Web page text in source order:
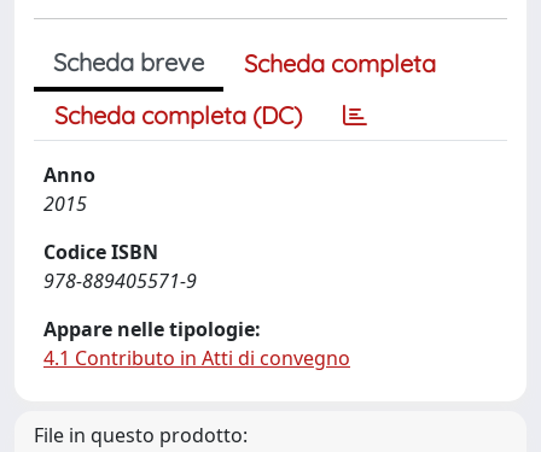
Scheda breve
Scheda completa
Scheda completa (DC)
Anno
2015
Codice ISBN
978-889405571-9
Appare nelle tipologie:
4.1 Contributo in Atti di convegno
File in questo prodotto: